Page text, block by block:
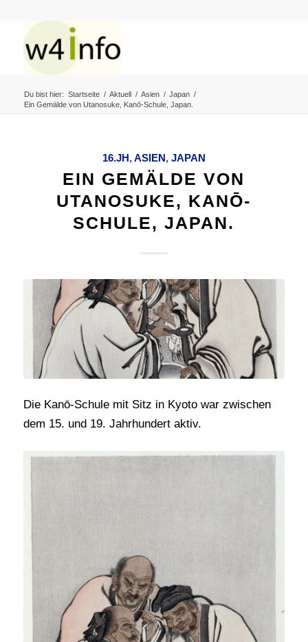
Du bist hier: Startseite / Aktuell / Asien / Japan /
Ein Gemälde von Utanosuke, Kanō-Schule, Japan.
16.JH,ASIEN, JAPAN
EIN GEMÄLDE VON
UTANOSUKE, KANŌ-
SCHULE, JAPAN.
Die Kanō-Schule mit Sitz in Kyoto war zwischen
dem 15. und 19. Jahrhundert aktiv.